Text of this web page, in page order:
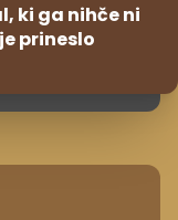
ki ga nihče ni
prineslo